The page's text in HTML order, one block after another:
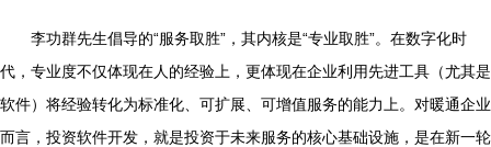
李功群先生倡导的“服务取胜”，其内核是“专业取胜”。在数字化时
代，专业度不仅体现在人的经验上，更体现在企业利用先进工具（尤其是
软件）将经验转化为标准化、可扩展、可增值服务的能力上。对暖通企业
而言，投资软件开发，就是投资于未来服务的核心基础设施，是在新一轮